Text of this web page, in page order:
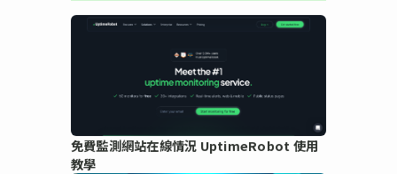
免費監測網站在線情況 UptimeRobot 使用
教學